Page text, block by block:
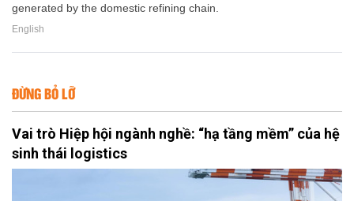
generated by the domestic refining chain.
English
ĐỪNG BỎ LỠ
Vai trò Hiệp hội ngành nghề: “hạ tầng mềm” của hệ
sinh thái logistics